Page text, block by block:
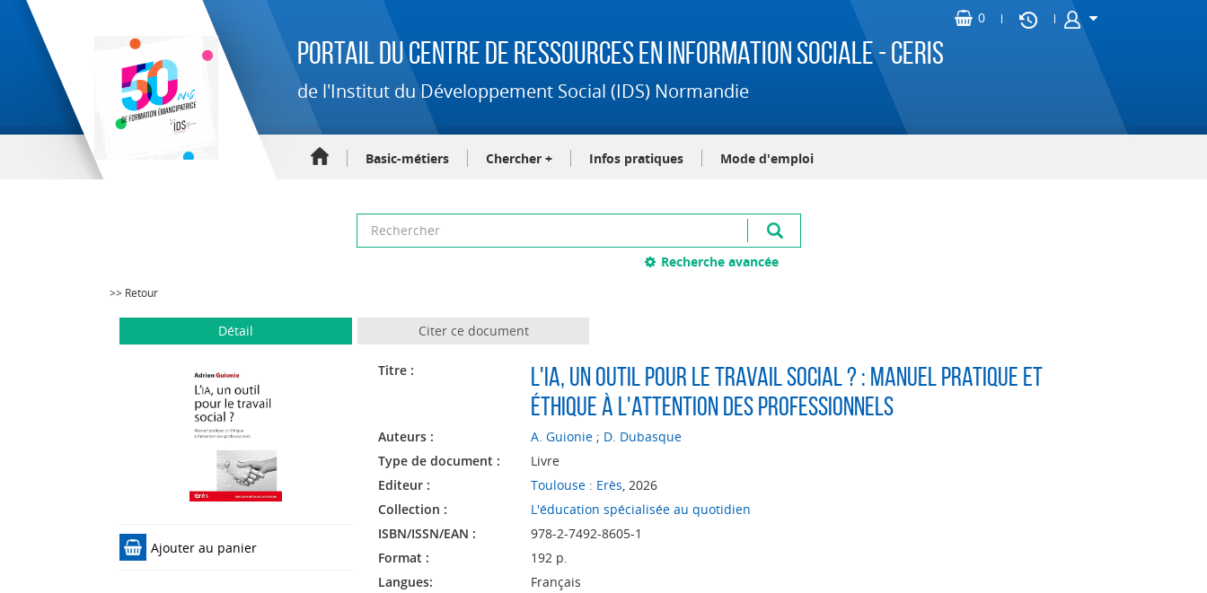
Portail du Centre de Ressources en Information Sociale - CERIS
de l'Institut du Développement Social (IDS) Normandie
Basic-métiers Chercher + Infos pratiques Mode d'emploi
Recherche avancée
>> Retour
Détail Citer ce document
Ajouter au panier
Titre :
L'IA, un outil pour le travail social ? : Manuel pratique et
éthique à l'attention des professionnels
Auteurs : A. Guionie; D. Dubasque
Type de document :
Livre
Editeur :
Toulouse : Erès, 2026
Collection :
L'éducation spécialisée au quotidien
ISBN/ISSN/EAN :
978-2-7492-8605-1
Format :
192 p.
Langues:
Français